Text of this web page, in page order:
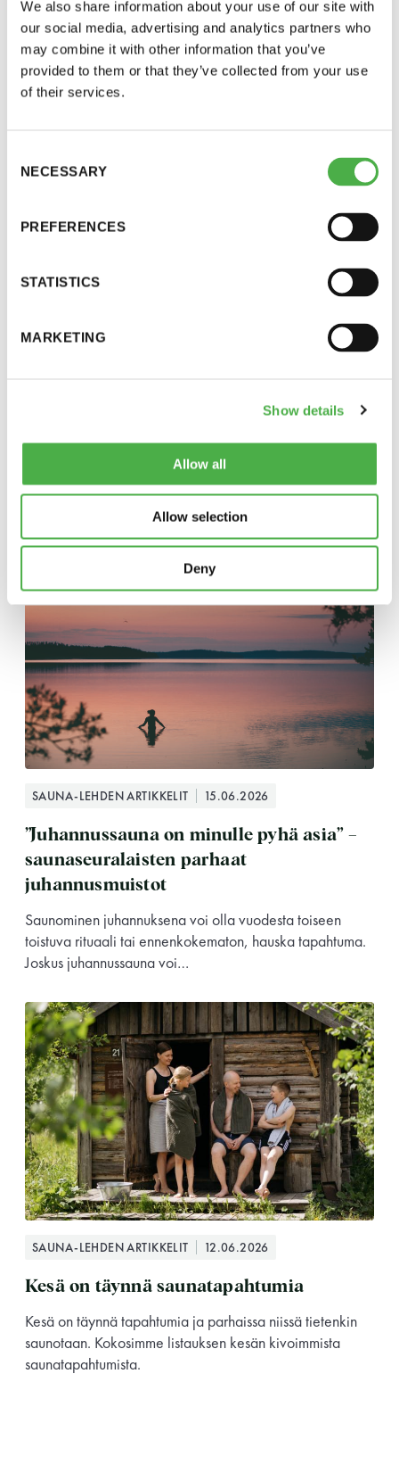
We also share information about your use of our site with
our social media, advertising and analytics partners who
may combine it with other information that you’ve
provided to them or that they’ve collected from your use
of their services.
Selection
NECESSARY
PREFERENCES
STATISTICS
MARKETING
Show details
Allow all
Allow selection
Deny
LUE LISÄÄ
Lisää luettavaa
SAUNA-LEHDEN ARTIKKELIT 15.06.2026
”Juhannussauna on minulle pyhä asia” –
saunaseuralaisten parhaat
juhannusmuistot
Saunominen juhannuksena voi olla vuodesta toiseen
toistuva rituaali tai ennenkokematon, hauska tapahtuma.
Joskus juhannussauna voi…
SAUNA-LEHDEN ARTIKKELIT 12.06.2026
Kesä on täynnä saunatapahtumia
Kesä on täynnä tapahtumia ja parhaissa niissä tietenkin
saunotaan. Kokosimme listauksen kesän kivoimmista
saunatapahtumista.